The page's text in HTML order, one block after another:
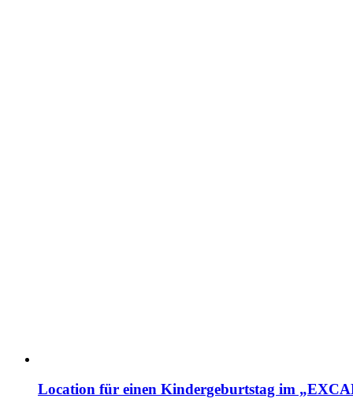
Location für einen Kindergeburtstag im